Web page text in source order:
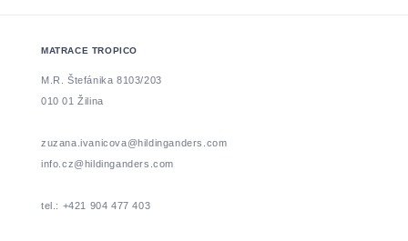
MATRACE TROPICO
M.R. Štefánika 8103/203
010 01 Žilina
zuzana.ivanicova@hildinganders.com
info.cz@hildinganders.com
tel.: +421 904 477 403